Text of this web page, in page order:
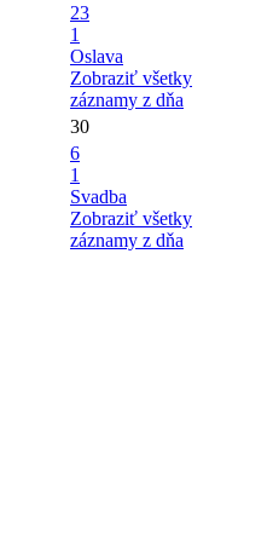
23
1
Oslava
Zobraziť všetky
záznamy z dňa
30
6
1
Svadba
Zobraziť všetky
záznamy z dňa